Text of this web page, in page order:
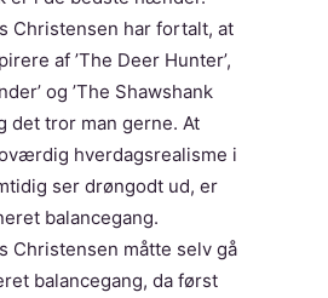
Christensen har fortalt, at
af ’The Deer Hunter’,
og ’The Shawshank
det tror man gerne. At
hverdagsrealisme i
ser drøngodt ud, er
balancegang.
Christensen måtte selv gå
balancegang, da først